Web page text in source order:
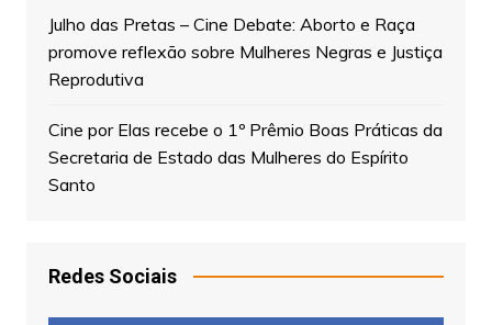
Julho das Pretas – Cine Debate: Aborto e Raça
promove reflexão sobre Mulheres Negras e Justiça
Reprodutiva
Cine por Elas recebe o 1º Prêmio Boas Práticas da
Secretaria de Estado das Mulheres do Espírito
Santo
Redes Sociais